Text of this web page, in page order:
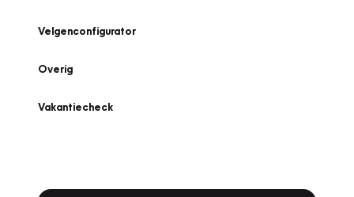
Velgenconfigurator
Overig
Vakantiecheck